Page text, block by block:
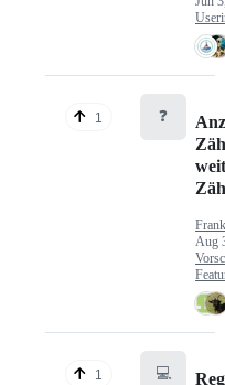
1 ❓
Aug
1 💻